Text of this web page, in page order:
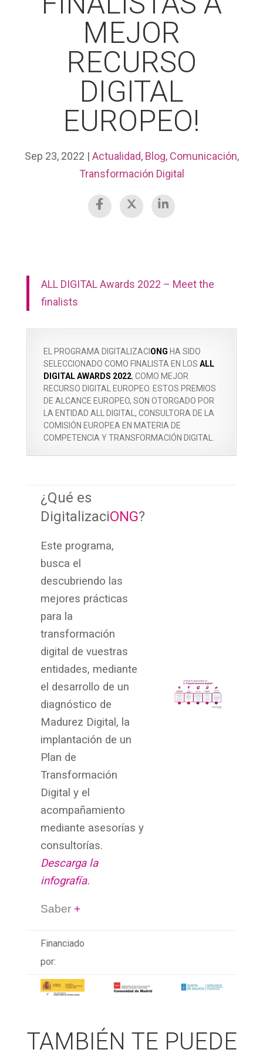
MEJOR
RECURSO
DIGITAL
EUROPEO!
Sep 23, 2022 | Actualidad, Blog, Comunicación,
Transformación Digital
ALL DIGITAL Awards 2022 – Meet the
finalists
EL PROGRAMA DIGITALIZACI ONG HA SIDO
SELECCIONADO COMO FINALISTA EN LOS ALL
DIGITAL AWARDS 2022, COMO MEJOR
RECURSO DIGITAL EUROPEO. ESTOS PREMIOS
DE ALCANCE EUROPEO, SON OTORGADO POR
LA ENTIDAD ALL DIGITAL, CONSULTORA DE LA
COMISIÓN EUROPEA EN MATERIA DE
COMPETENCIA Y TRANSFORMACIÓN DIGITAL.
¿Qué es
DigitalizaciONG?
Este programa,
busca el
descubriendo las
mejores prácticas
para la
transformación
digital de vuestras
entidades, mediante
el desarrollo de un
diagnóstico de
Madurez Digital, la
implantación de un
Plan de
Transformación
Digital y el
acompañamiento
mediante asesorías y
consultorías.
Descarga la
infografía.
Saber +
Financiado
por:
TAMBIÉN TE PUEDE